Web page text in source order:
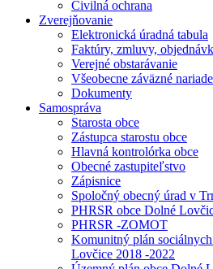
Civilná ochrana
Zverejňovanie
Elektronická úradná tabula
Faktúry, zmluvy,
Verejné obstarávanie
Všeobecne záväzné
Dokumenty
Samospráva
Starosta obce
Zástupca starostu obce
Hlavná kontrolórka obce
Obecné zastupiteľstvo
Zápisnice
Spoločný obecný úrad v
PHRSR obce Dolné
PHRSR -ZOMOT
Komunitný plán
Lovčice 2018 -2022